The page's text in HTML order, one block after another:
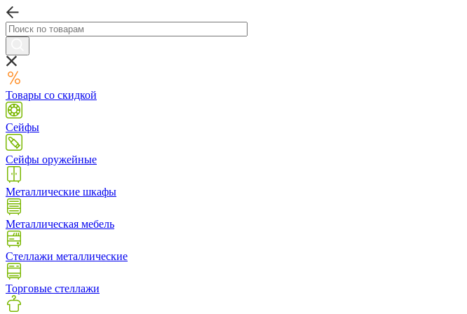
Товары со скидкой
Сейфы
Сейфы оружейные
Металлические шкафы
Металлическая мебель
Стеллажи металлические
Торговые стеллажи